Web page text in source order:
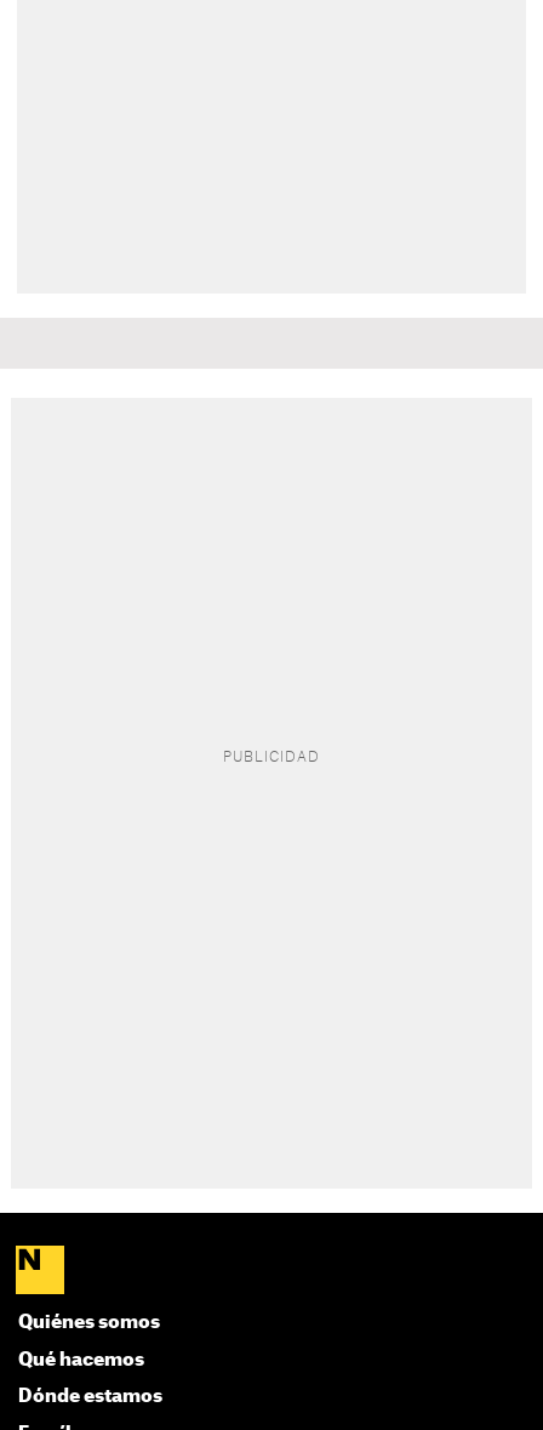
Quiénes somos
Qué hacemos
Dónde estamos